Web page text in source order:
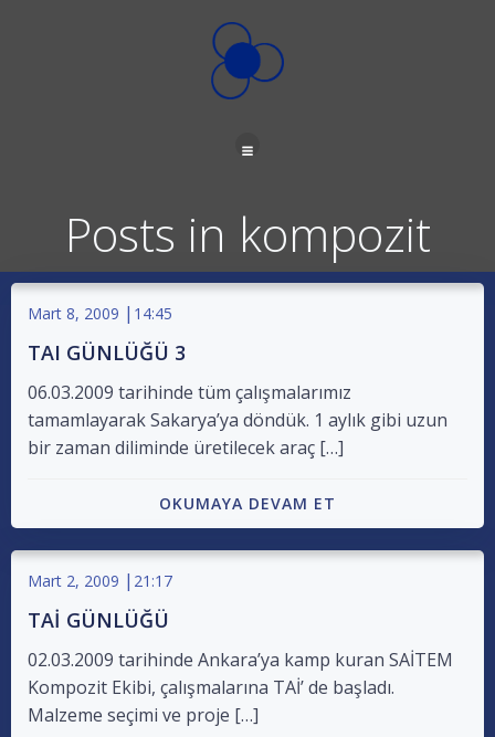
geç
Posts in kompozit
Mart 8, 2009 | 14:45
TAI GÜNLÜĞÜ 3
06.03.2009 tarihinde tüm çalışmalarımız
tamamlayarak Sakarya’ya döndük. 1 aylık gibi uzun
bir zaman diliminde üretilecek araç […]
OKUMAYA DEVAM ET
Mart 2, 2009 | 21:17
TAİ GÜNLÜĞÜ
02.03.2009 tarihinde Ankara’ya kamp kuran SAİTEM
Kompozit Ekibi, çalışmalarına TAİ’ de başladı.
Malzeme seçimi ve proje […]